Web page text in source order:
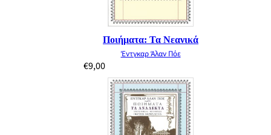
Ποιήματα: Τα Νεανικά
Έντγκαρ Άλαν Πόε
€9,00